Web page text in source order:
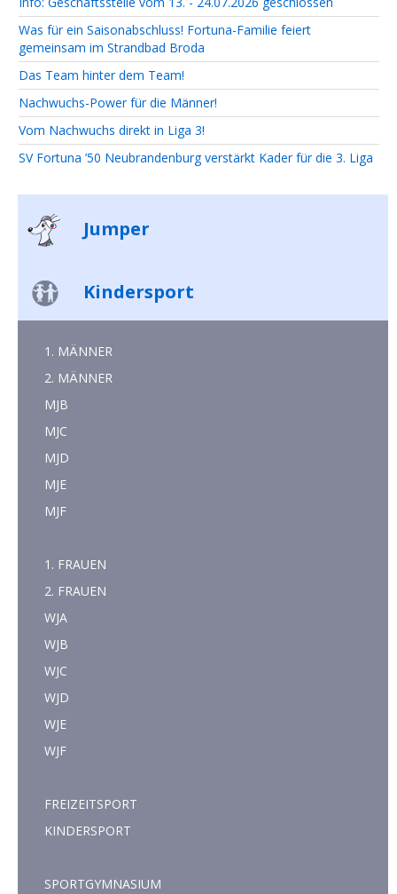
Was für ein Saisonabschluss! Fortuna-Familie feiert
gemeinsam im Strandbad Broda
Das Team hinter dem Team!
Nachwuchs-Power für die Männer!
Vom Nachwuchs direkt in Liga 3!
SV Fortuna ’50 Neubrandenburg verstärkt Kader für die 3. Liga
Jumper
Kindersport
1. MÄNNER
2. MÄNNER
MJB
MJC
MJD
MJE
MJF
1. FRAUEN
2. FRAUEN
WJA
WJB
WJC
WJD
WJE
WJF
FREIZEITSPORT
KINDERSPORT
SPORTGYMNASIUM